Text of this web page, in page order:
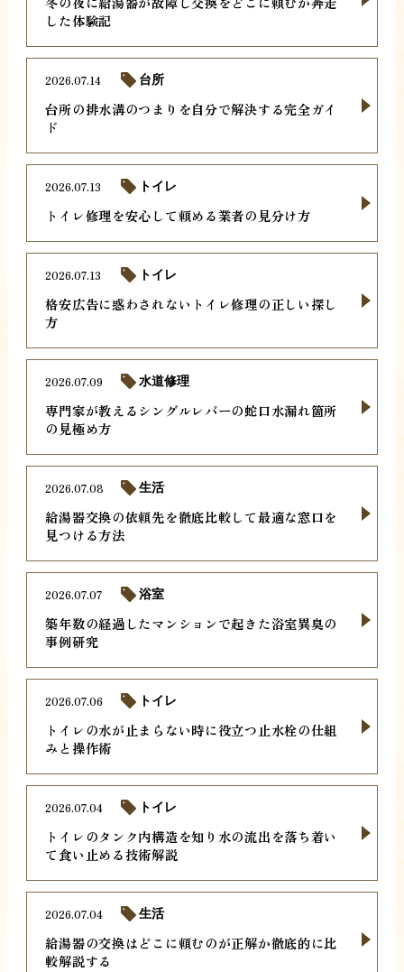
した体験記
台所の排水溝のつまりを自分で解決する完全ガイ
ド
2026.07.14 台所
トイレ修理を安心して頼める業者の見分け方
2026.07.13 トイレ
格安広告に惑わされないトイレ修理の正しい探し
方
2026.07.13 トイレ
専門家が教えるシングルレバーの蛇口水漏れ箇所
の見極め方
2026.07.09 水道修理
給湯器交換の依頼先を徹底比較して最適な窓口を
見つける方法
2026.07.08 生活
築年数の経過したマンションで起きた浴室異臭の
事例研究
2026.07.07 浴室
トイレの水が止まらない時に役立つ止水栓の仕組
みと操作術
2026.07.06 トイレ
トイレのタンク内構造を知り水の流出を落ち着い
て食い止める技術解説
2026.07.04 トイレ
給湯器の交換はどこに頼むのが正解か徹底的に比
較解説する
2026.07.04 生活